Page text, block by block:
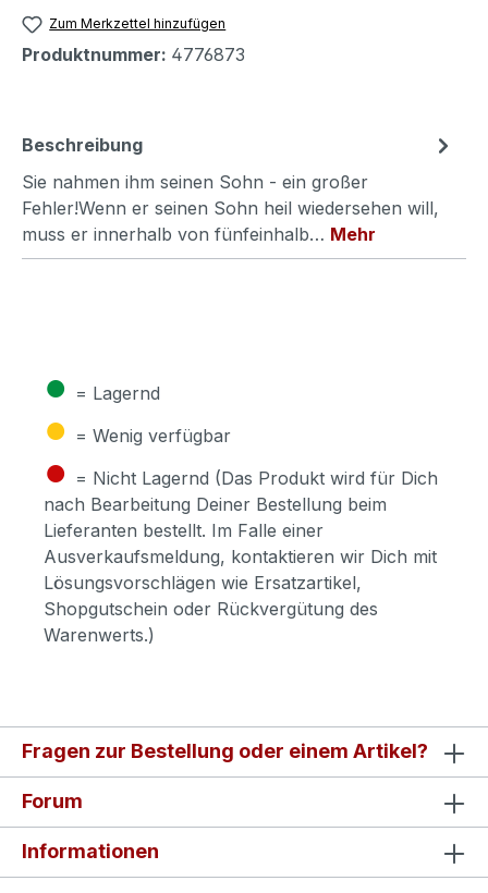
Zum Merkzettel hinzufügen
Produktnummer: 4776873
Beschreibung
Sie nahmen ihm seinen Sohn - ein großer
Fehler!Wenn er seinen Sohn heil wiedersehen will,
muss er innerhalb von fünfeinhalb… Mehr
● = Lagernd
● = Wenig verfügbar
● = Nicht Lagernd (Das Produkt wird für Dich
nach Bearbeitung Deiner Bestellung beim
Lieferanten bestellt. Im Falle einer
Ausverkaufsmeldung, kontaktieren wir Dich mit
Lösungsvorschlägen wie Ersatzartikel,
Shopgutschein oder Rückvergütung des
Warenwerts.)
Fragen zur Bestellung oder einem Artikel?
Forum
Informationen